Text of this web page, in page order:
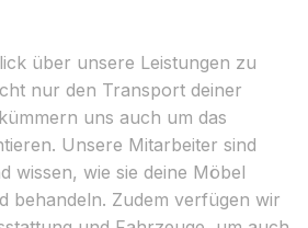
über unsere Leistungen zu
nur den Transport deiner
uns auch um das
Unsere Mitarbeiter sind
wissen, wie sie deine Möbel
behandeln. Zudem verfügen wir